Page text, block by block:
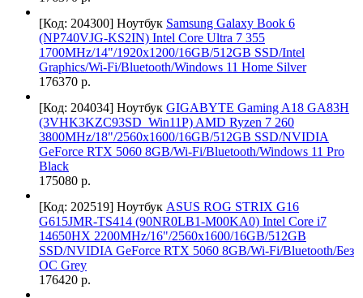
[Код: 204300] Ноутбук Samsung Galaxy Book 6
(NP740VJG-KS2IN) Intel Core Ultra 7 355
1700MHz/14"/1920x1200/16GB/512GB SSD/Intel
Graphics/Wi-Fi/Bluetooth/Windows 11 Home Silver
176370 р.
[Код: 204034] Ноутбук GIGABYTE Gaming A18 GA83H
(3VHK3KZC93SD_Win11P) AMD Ryzen 7 260
3800MHz/18"/2560x1600/16GB/512GB SSD/NVIDIA
GeForce RTX 5060 8GB/Wi-Fi/Bluetooth/Windows 11 Pro
Black
175080 р.
[Код: 202519] Ноутбук ASUS ROG STRIX G16
G615JMR-TS414 (90NR0LB1-M00KA0) Intel Core i7
14650HX 2200MHz/16"/2560x1600/16GB/512GB
SSD/NVIDIA GeForce RTX 5060 8GB/Wi-Fi/Bluetooth/Без
ОС Grey
176420 р.